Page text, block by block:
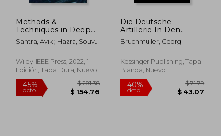
Methods &
Techniques in Deep
Learning:
Advancements in
Solutions (en Inglés)
Santra, Avik ; Hazra, Souvik
Wiley-IEEE Press, 2022, 1
Edición, Tapa Dura, Nuevo
Die Deutsche
Artillerie In Den
Durchbruchschlachten
Des Weltkrieges
Bruchmuller, Georg
Kessinger Publishing, Tapa
Blanda, Nuevo